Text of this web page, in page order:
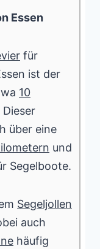
Essen
für
ist der
10
über eine
und
Segelboote.
Segeljollen
auch
häufig